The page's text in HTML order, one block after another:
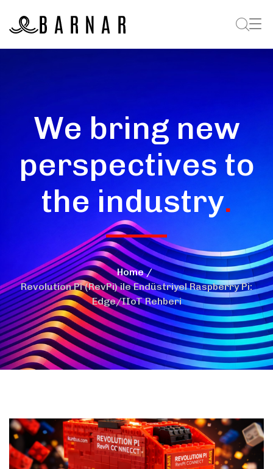
We bring new
perspectives to
the industry.
Home
Revolution Pi (RevPi) ile Endüstriyel Raspberry Pi:
Edge/IIoT Rehberi